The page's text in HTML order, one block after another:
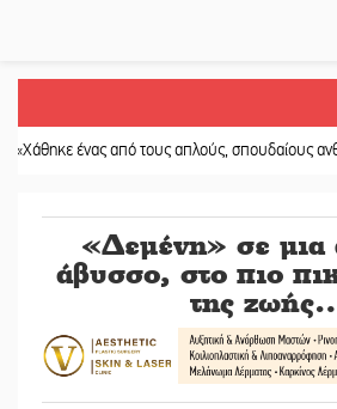
ένας από τους απλούς, σπουδαίους ανθρώπους
«Δεμένη» σε μια
άβυσσο, στο πιο
της